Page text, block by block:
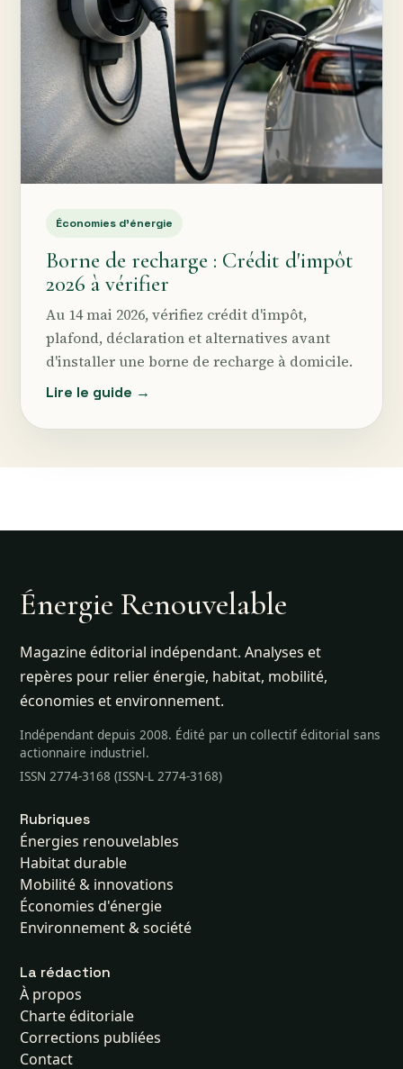
Économies d’énergie
Borne de recharge : Crédit d'impôt
2026 à vérifier
Au 14 mai 2026, vérifiez crédit d'impôt,
plafond, déclaration et alternatives avant
d'installer une borne de recharge à domicile.
Lire le guide →
Énergie Renouvelable
Magazine éditorial indépendant. Analyses et
repères pour relier énergie, habitat, mobilité,
économies et environnement.
Indépendant depuis 2008. Édité par un collectif éditorial sans
actionnaire industriel.
ISSN 2774-3168 (ISSN-L 2774-3168)
Rubriques
Énergies renouvelables
Habitat durable
Mobilité & innovations
Économies d'énergie
Environnement & société
La rédaction
À propos
Charte éditoriale
Corrections publiées
Contact